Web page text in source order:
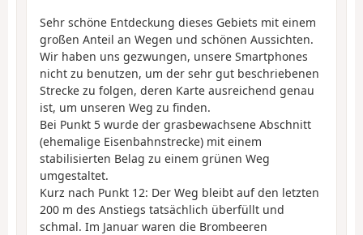
Sehr schöne Entdeckung dieses Gebiets mit einem
großen Anteil an Wegen und schönen Aussichten.
Wir haben uns gezwungen, unsere Smartphones
nicht zu benutzen, um der sehr gut beschriebenen
Strecke zu folgen, deren Karte ausreichend genau
ist, um unseren Weg zu finden.
Bei Punkt 5 wurde der grasbewachsene Abschnitt
(ehemalige Eisenbahnstrecke) mit einem
stabilisierten Belag zu einem grünen Weg
umgestaltet.
Kurz nach Punkt 12: Der Weg bleibt auf den letzten
200 m des Anstiegs tatsächlich überfüllt und
schmal. Im Januar waren die Brombeeren